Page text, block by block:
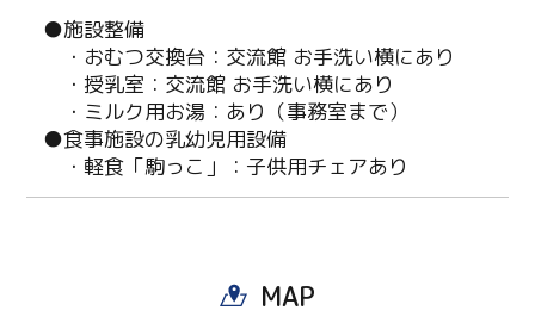
●施設整備
・おむつ交換台：交流館 お手洗い横にあり
・授乳室：交流館 お手洗い横にあり
・ミルク用お湯：あり（事務室まで）
●食事施設の乳幼児用設備
・軽食「駒っこ」：子供用チェアあり
MAP
Line
Copy URL